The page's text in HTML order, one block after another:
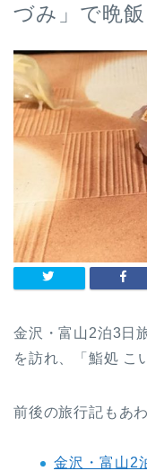
づみ」で晩飯
金沢・富山2泊3日
を訪れ、「鮨処 こ
前後の旅行記もあ
金沢・富山2